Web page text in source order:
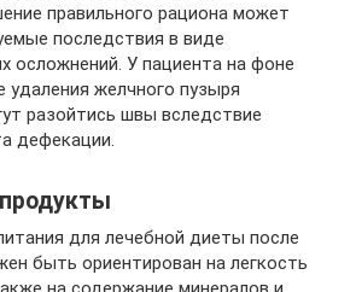
правильного рациона может
последствия в виде
осложнений. У пациента на фоне
желчного пузыря
разойтись швы вследствие
дефекации.
для лечебной диеты после
быть ориентирован на легкость